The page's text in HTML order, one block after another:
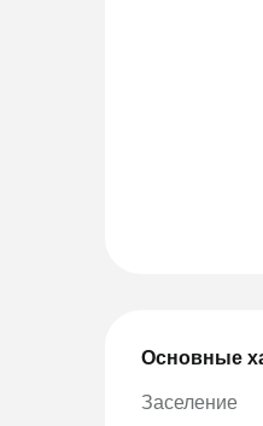
Основные
Заселение